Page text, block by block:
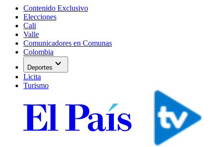
Contenido Exclusivo
Elecciones
Cali
Valle
Comunicadores en Comunas
Colombia
Deportes expand_more
Licita
Turismo